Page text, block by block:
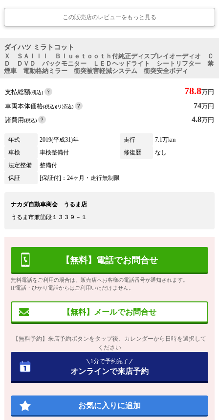
この販売店のレビューをもっと見る
ダイハツ ミラトコット
Ｘ ＳＡＩＩＩ Ｂｌｕｅｔｏｏｔｈ付純正ディスプレイオーディオ Ｃ
Ｄ ＤＶＤ バックモニター ＬＥＤヘッドライト シートリフター 禁
煙車 電動格納ミラー 衝突被害軽減システム 衝突安全ボディ
支払総額(税込) 78.8万円
車両本体価格(税込)(リ済込) 74万円
諸費用(税込) 4.8万円
年式 2019(平成31)年 走行
7.1万km
車検
車検整備付 修復歴
なし
法定整備
整備付
保証
[保証付]：24ヶ月・走行無制限
ナカダ自動車商会 うるま店
うるま市兼箇段１３３９－１
【無料】電話でお問合せ
無料電話をご利用の場合は、販売店へお客様の電話番号が通知されます。
IP電話・ひかり電話からはご利用いただけません。
【無料】メールでお問合せ
【無料予約】来店予約ボタンをタップ後、カレンダーから日時を選択して
ください
1分で予約完了
オンラインで来店予約
お気に入りに追加